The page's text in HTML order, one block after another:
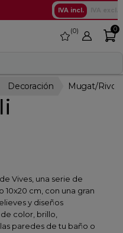
IVA incl.
favorite
0 0
Decoración Mugat/Rivoli
Vives, una serie de
cm, con una gran
y diseños
color, brillo,
paredes de tu baño o